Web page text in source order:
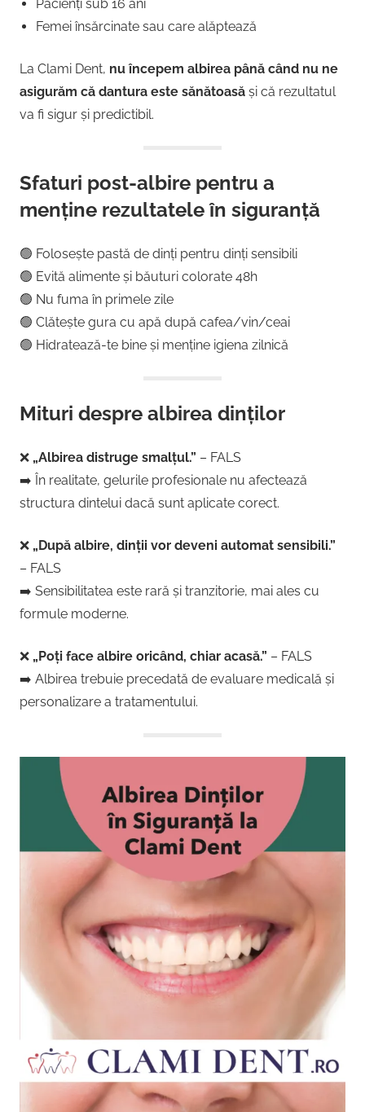
Pacienți sub 16 ani
Femei însărcinate sau care alăptează
La Clami Dent, nu începem albirea până când nu ne
asigurăm că dantura este sănătoasă și că rezultatul
va fi sigur și predictibil.
Sfaturi post-albire pentru a
menține rezultatele în siguranță
🟢 Folosește pastă de dinți pentru dinți sensibili
🟢 Evită alimente și băuturi colorate 48h
🟢 Nu fuma în primele zile
🟢 Clătește gura cu apă după cafea/vin/ceai
🟢 Hidratează-te bine și menține igiena zilnică
Mituri despre albirea dinților
❌ „Albirea distruge smalțul.” – FALS
➡️ În realitate, gelurile profesionale nu afectează
structura dintelui dacă sunt aplicate corect.
❌ „După albire, dinții vor deveni automat sensibili.”
– FALS
➡️ Sensibilitatea este rară și tranzitorie, mai ales cu
formule moderne.
❌ „Poți face albire oricând, chiar acasă.” – FALS
➡️ Albirea trebuie precedată de evaluare medicală și
personalizare a tratamentului.